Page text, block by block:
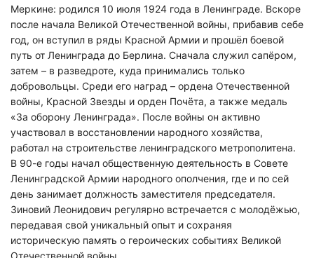
Меркине: родился 10 июля 1924 года в Ленинграде. Вскоре
после начала Великой Отечественной войны, прибавив себе
год, он вступил в ряды Красной Армии и прошёл боевой
путь от Ленинграда до Берлина. Сначала служил сапёром,
затем – в разведроте, куда принимались только
добровольцы. Среди его наград – ордена Отечественной
войны, Красной Звезды и орден Почёта, а также медаль
«За оборону Ленинграда». После войны он активно
участвовал в восстановлении народного хозяйства,
работал на строительстве ленинградского метрополитена.
В 90-е годы начал общественную деятельность в Совете
Ленинградской Армии народного ополчения, где и по сей
день занимает должность заместителя председателя.
Зиновий Леонидович регулярно встречается с молодёжью,
передавая свой уникальный опыт и сохраняя
историческую память о героических событиях Великой
Отечественной войны.
Нажимая на кнопку "Отправить" вы
соглашаетесь с политикой конфиденциальности